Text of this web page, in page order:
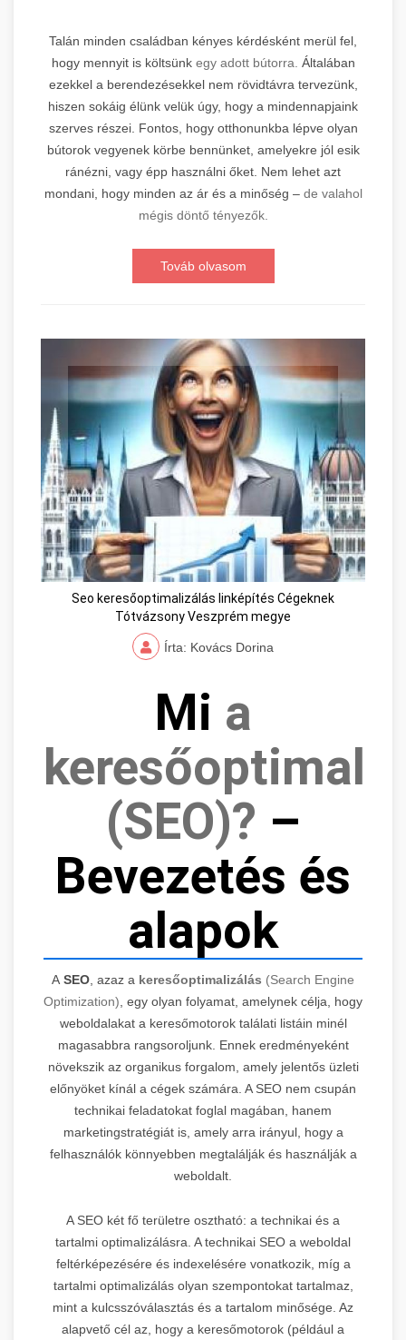
Talán minden családban kényes kérdésként merül fel,
hogy mennyit is költsünkegy adott bútorra. Általában
ezekkel a berendezésekkel nem rövidtávra tervezünk,
hiszen sokáig élünk velük úgy, hogy a mindennapjaink
szerves részei. Fontos, hogy otthonunkba lépve olyan
bútorok vegyenek körbe bennünket, amelyekre jól esik
ránézni, vagy épp használni őket. Nem lehet azt
mondani, hogy minden az ár és a minőség – de valahol
mégis döntő tényezők.
Továb olvasom
Seo keresőoptimalizálás linképítés Cégeknek
Tótvázsony Veszprém megye
Írta: Kovács Dorina
Mi a
(SEO)? –
Bevezetés és
alapok
A SEO, azaz a keresőoptimalizálás (Search Engine
Optimization), egy olyan folyamat, amelynek célja, hogy
weboldalakat a keresőmotorok találati listáin minél
magasabbra rangsoroljunk. Ennek eredményeként
növekszik az organikus forgalom, amely jelentős üzleti
előnyöket kínál a cégek számára. A SEO nem csupán
technikai feladatokat foglal magában, hanem
marketingstratégiát is, amely arra irányul, hogy a
felhasználók könnyebben megtalálják és használják a
weboldalt.
A SEO két fő területre osztható: a technikai és a
tartalmi optimalizálásra. A technikai SEO a weboldal
feltérképezésére és indexelésére vonatkozik, míg a
tartalmi optimalizálás olyan szempontokat tartalmaz,
mint a kulcsszóválasztás és a tartalom minősége. Az
alapvető cél az, hogy a keresőmotorok (például a